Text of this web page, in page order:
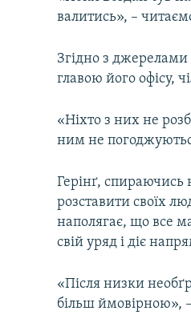
валитись», –
Згідно з джерелами
главою його офісу,
«Ніхто з них не
ним не
Герінґ, спираючись
розставити своїх
наполягає, що все
свій уряд і діє
«Після низки
більш ймовірною»,